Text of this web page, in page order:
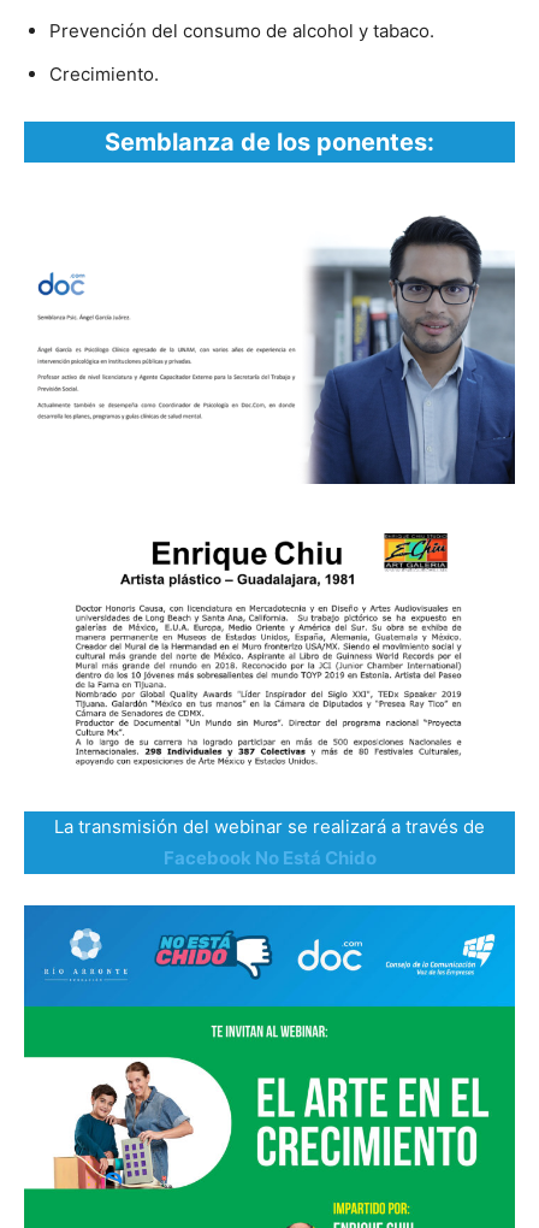
Prevención del consumo de alcohol y tabaco.
Crecimiento.
Semblanza de los ponentes:
La transmisión del webinar se realizará a través de
Facebook No Está Chido